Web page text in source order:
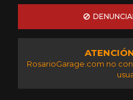
RosarioGarage.com no